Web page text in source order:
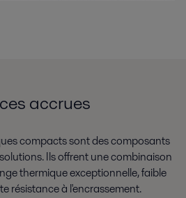
accrues
compacts sont des composants
Ils offrent une combinaison
thermique exceptionnelle, faible
résistance à l'encrassement.